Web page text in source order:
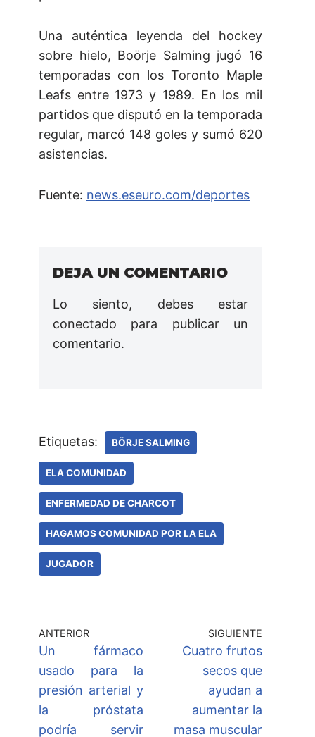
Una auténtica leyenda del hockey
sobre hielo, Boörje Salming jugó 16
temporadas con los Toronto Maple
Leafs entre 1973 y 1989. En los mil
partidos que disputó en la temporada
regular, marcó 148 goles y sumó 620
asistencias.
Fuente: news.eseuro.com/deportes
DEJA UN COMENTARIO
Lo siento, debes estar
conectado para publicar un
comentario.
Etiquetas: BÖRJE SALMING
ELA COMUNIDAD
ENFERMEDAD DE CHARCOT
HAGAMOS COMUNIDAD POR LA ELA
JUGADOR
ANTERIOR
Un fármaco
usado para la
presión arterial y
la próstata
podría servir
SIGUIENTE
Cuatro frutos
secos que
ayudan a
aumentar la
masa muscular